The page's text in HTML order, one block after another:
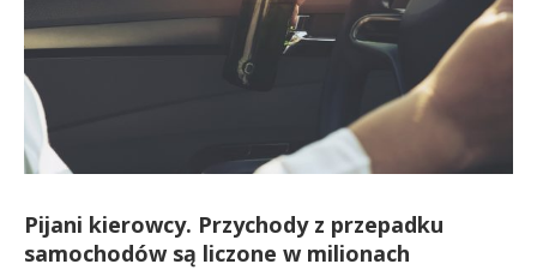
Pijani kierowcy. Przychody z przepadku
samochodów są liczone w milionach